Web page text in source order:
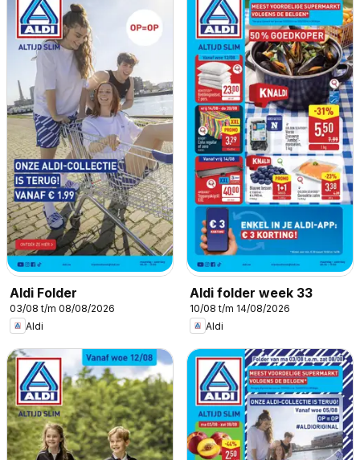
Aldi Folder
03/08 t/m 08/08/2026
Aldi
Aldi folder week 33
10/08 t/m 14/08/2026
Aldi